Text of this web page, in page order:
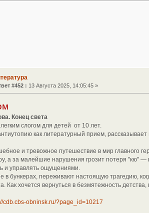
#452 : 13 Августа 2025, 14:05:45 »
Конец света
слогом для детей от 10 лет.
как литературный прием,
и тревожное путешествие в мир главного
а за малейшие нарушения грозит потеря "кю"
и управлять ощущениями.
в бункерах, переживают настоящую трагедию,
Как хочется вернуться в безмятежность
cdb.cbs-obninsk.ru/?page_id=10217